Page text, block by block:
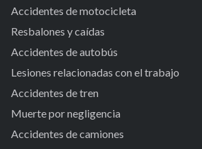
New York 10038
Alturas de Cambria
San Albano
Jamaica
Rockaway lejana
Brookville
Accidentes de motocicleta
Resbalones y caídas
Accidentes de autobús
Lesiones relacionadas con el trabajo
Accidentes de tren
Muerte por negligencia
Accidentes de camiones